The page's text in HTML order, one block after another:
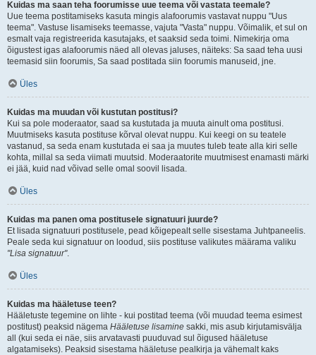
Kuidas ma saan teha foorumisse uue teema või vastata teemale?
Uue teema postitamiseks kasuta mingis alafoorumis vastavat nuppu "Uus
teema". Vastuse lisamiseks teemasse, vajuta "Vasta" nuppu. Võimalik, et sul on
esmalt vaja registreerida kasutajaks, et saaksid seda toimi. Nimekirja oma
õigustest igas alafoorumis näed all olevas jaluses, näiteks: Sa saad teha uusi
teemasid siin foorumis, Sa saad postitada siin foorumis manuseid, jne.
Üles
Kuidas ma muudan või kustutan postitusi?
Kui sa pole moderaator, saad sa kustutada ja muuta ainult oma postitusi.
Muutmiseks kasuta postituse kõrval olevat nuppu. Kui keegi on su teatele
vastanud, sa seda enam kustutada ei saa ja muutes tuleb teate alla kiri selle
kohta, millal sa seda viimati muutsid. Moderaatorite muutmisest enamasti märki
ei jää, kuid nad võivad selle omal soovil lisada.
Üles
Kuidas ma panen oma postitusele signatuuri juurde?
Et lisada signatuuri postitusele, pead kõigepealt selle sisestama Juhtpaneelis.
Peale seda kui signatuur on loodud, siis postituse valikutes määrama valiku
"Lisa signatuur".
Üles
Kuidas ma hääletuse teen?
Hääletuste tegemine on lihte - kui postitad teema (või muudad teema esimest
postitust) peaksid nägema Hääletuse lisamine sakki, mis asub kirjutamisvälja
all (kui seda ei näe, siis arvatavasti puuduvad sul õigused hääletuse
algatamiseks). Peaksid sisestama hääletuse pealkirja ja vähemalt kaks